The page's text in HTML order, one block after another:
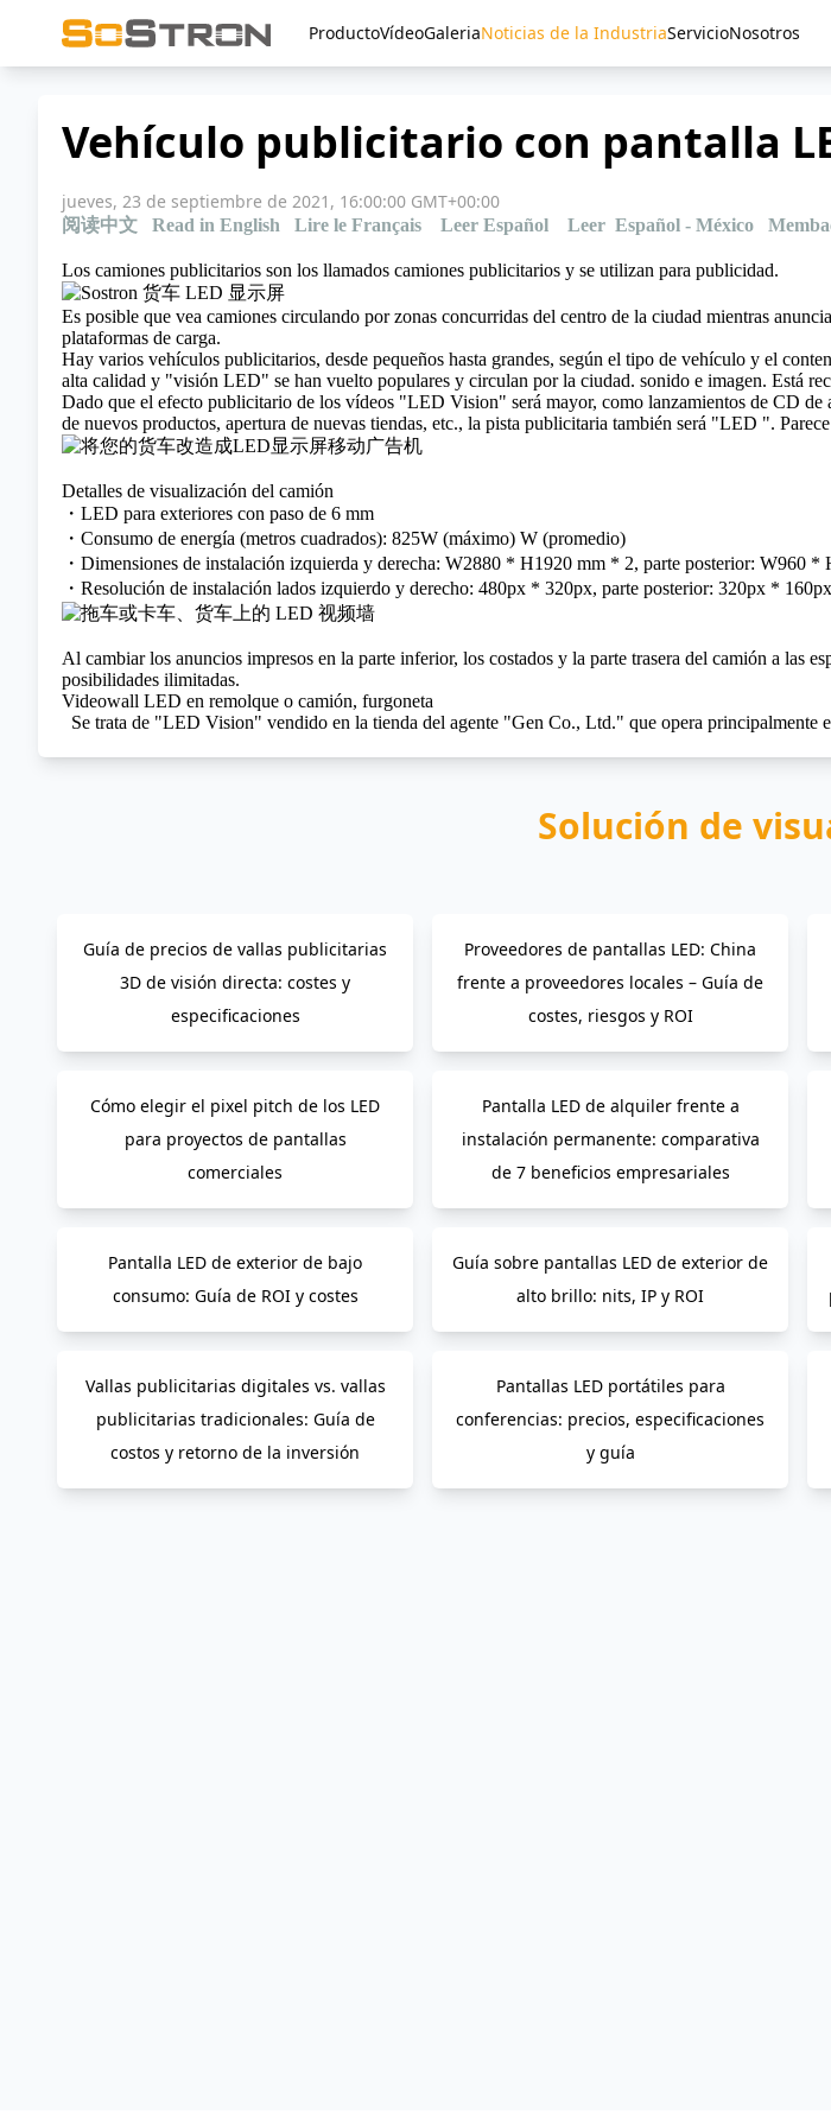
ProductoVídeoGaleriaNoticias de la IndustriaServicioNosotros
Vehículo publicitario con pantalla
jueves, 23 de septiembre de 2021, 16:00:00 GMT+00:00
阅读中文 Read in English Lire le Français Leer Español Leer Español - México
Los camiones publicitarios son los llamados camiones publicitarios y se utilizan para publicidad.
Es posible que vea camiones circulando por zonas concurridas del centro de la ciudad mientras
plataformas de carga.
Hay varios vehículos publicitarios, desde pequeños hasta grandes, según el tipo de vehículo y el
alta calidad y "visión LED" se han vuelto populares y circulan por la ciudad. sonido e imagen. Está
Dado que el efecto publicitario de los vídeos "LED Vision" será mayor, como lanzamientos de CD
de nuevos productos, apertura de nuevas tiendas, etc., la pista publicitaria también será "LED ".
Detalles de visualización del camión
・LED para exteriores con paso de 6 mm
・Consumo de energía (metros cuadrados): 825W (máximo) W (promedio)
・Dimensiones de instalación izquierda y derecha: W2880 * H1920 mm * 2, parte posterior: W960 *
・Resolución de instalación lados izquierdo y derecho: 480px * 320px, parte posterior: 320px * 160px
Al cambiar los anuncios impresos en la parte inferior, los costados y la parte trasera del camión a
posibilidades ilimitadas.
Videowall LED en remolque o camión, furgoneta
Se trata de "LED Vision" vendido en la tienda del agente "Gen Co., Ltd." que opera principalmente
Solución de
Guía de precios de vallas publicitarias
3D de visión directa: costes y
especificaciones
Proveedores de pantallas LED: China
frente a proveedores locales – Guía de
costes, riesgos y ROI
Cómo elegir el pixel pitch de los LED
para proyectos de pantallas
comerciales
Pantalla LED de alquiler frente a
instalación permanente: comparativa
de 7 beneficios empresariales
Pantalla LED de exterior de bajo
consumo: Guía de ROI y costes
Guía sobre pantallas LED de exterior de
alto brillo: nits, IP y ROI
Vallas publicitarias digitales vs. vallas
publicitarias tradicionales: Guía de
costos y retorno de la inversión
Pantallas LED portátiles para
conferencias: precios, especificaciones
y guía